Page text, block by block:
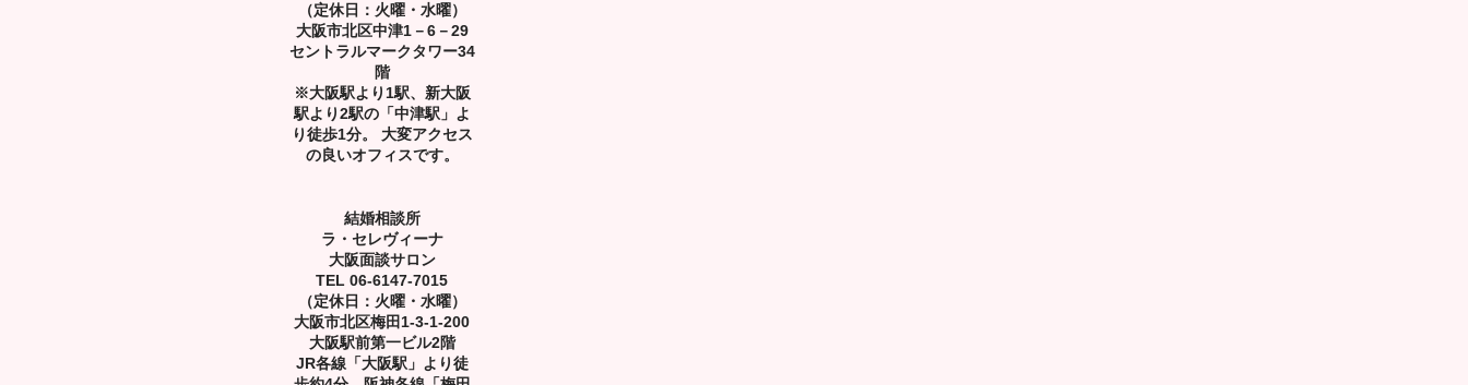
（定休日：火曜・水曜）
大阪市北区中津1－6－29
セントラルマークタワー34
階
※大阪駅より1駅、新大阪
駅より2駅の「中津駅」よ
り徒歩1分。 大変アクセス
の良いオフィスです。
結婚相談所
ラ・セレヴィーナ
大阪面談サロン
TEL 06-6147-7015
（定休日：火曜・水曜）
大阪市北区梅田1-3-1-200
大阪駅前第一ビル2階
JR各線「大阪駅」より徒